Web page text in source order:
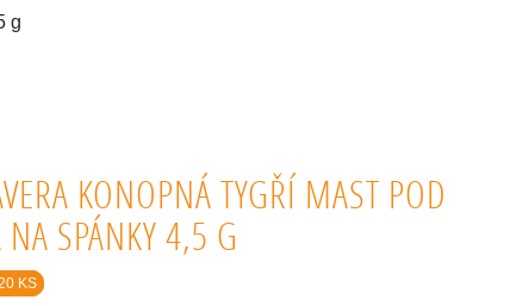
g
KONOPNÁ TYGŘÍ MAST POD
SPÁNKY 4,5 G
KS